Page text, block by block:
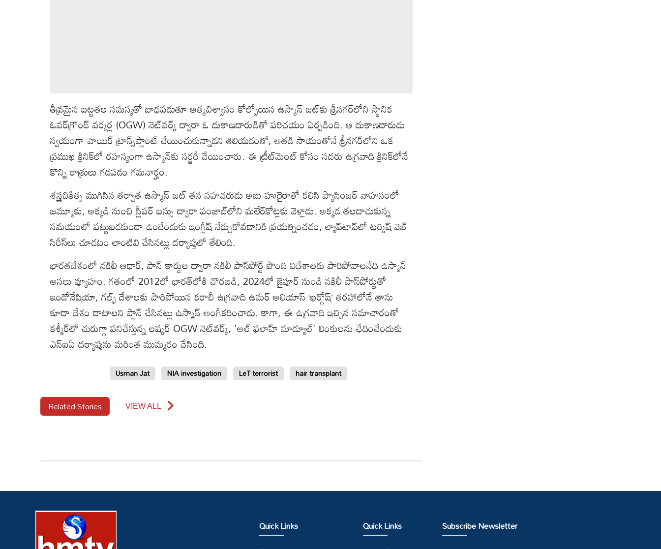
తీవ్రమైన బట్టతల సమస్యతో బాధపడుతూ ఆత్మవిశ్వాసం కోల్పోయిన ఉస్మాన్ జట్‌కు శ్రీనగర్‌లోని స్థానిక
ఓవర్‌గ్రౌండ్ వర్కర్ల (OGW) నెట్‌వర్క్ ద్వారా ఓ దుకాణదారుడితో పరిచయం ఏర్పడింది. ఆ దుకాణదారుడు
స్వయంగా హెయిర్ ట్రాన్స్‌ప్లాంట్ చేయించుకున్నాడని తెలియడంతో, అతడి సాయంతోనే శ్రీనగర్‌లోని ఒక
ప్రముఖ క్లినిక్‌లో రహస్యంగా ఉస్మాన్‌కు సర్జరీ చేయించారు. ఈ ట్రీట్‌మెంట్ కోసం సదరు ఉగ్రవాది క్లినిక్‌లోనే
కొన్ని రాత్రులు గడపడం గమనార్హం.
శస్త్రచికిత్స ముగిసిన తర్వాత ఉస్మాన్ జట్ తన సహచరుడు అబు హురైరాతో కలిసి ప్యాసింజర్ వాహనంలో
జమ్మూకు, అక్కడి నుంచి స్లీపర్ బస్సు ద్వారా పంజాబ్‌లోని మలేర్‌కోట్లకు వెళ్లాడు. అక్కడ తలదాచుకున్న
సమయంలో పట్టుబడకుండా ఉండేందుకు ఇంగ్లీష్ నేర్చుకోవడానికి ప్రయత్నించడం, ల్యాప్‌టాప్‌లో టర్కిష్ వెబ్
సిరీస్‌లు చూడటం లాంటివి చేసినట్లు దర్యాప్తులో తేలింది.
భారతదేశంలో నకిలీ ఆధార్, పాన్ కార్డుల ద్వారా నకిలీ పాస్‌పోర్ట్ పొంది విదేశాలకు పారిపోవాలనేది ఉస్మాన్
అసలు వ్యూహం. గతంలో 2012లో భారత్‌లోకి చొరబడి, 2024లో జైపూర్ నుండి నకిలీ పాస్‌పోర్టుతో
ఇండోనేషియా, గల్ఫ్ దేశాలకు పారిపోయిన కరాచీ ఉగ్రవాది ఉమర్ అలియాస్ ‘ఖర్గోష్’ తరహాలోనే తాను
కూడా దేశం దాటాలని ప్లాన్ చేసినట్లు ఉస్మాన్ అంగీకరించాడు. కాగా, ఈ ఉగ్రవాది ఇచ్చిన సమాచారంతో
కశ్మీర్‌లో చురుగ్గా పనిచేస్తున్న లష్కర్ OGW నెట్‌వర్క్, 'అల్ ఫలాహ్ మాడ్యూల్' లింకులను ఛేదించేందుకు
ఎన్‌ఐఏ దర్యాప్తును మరింత ముమ్మరం చేసింది.
Usman Jat NIA investigation LeT terrorist hair transplant
Related Stories VIEW ALL
Quick Links Quick Links Subscribe Newsletter